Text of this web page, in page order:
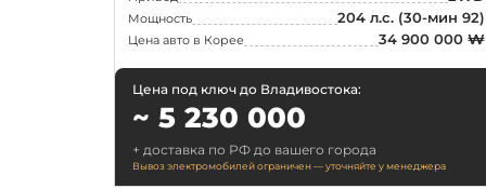
Мощность 204 л.с. (30-мин 92)
Цена авто в Корее 34 900 000 ₩
Цена под ключ до Владивостока:
~ 5 230 000
+ доставка по РФ до вашего города
Вывоз электромобилей ограничен — уточняйте у менеджера